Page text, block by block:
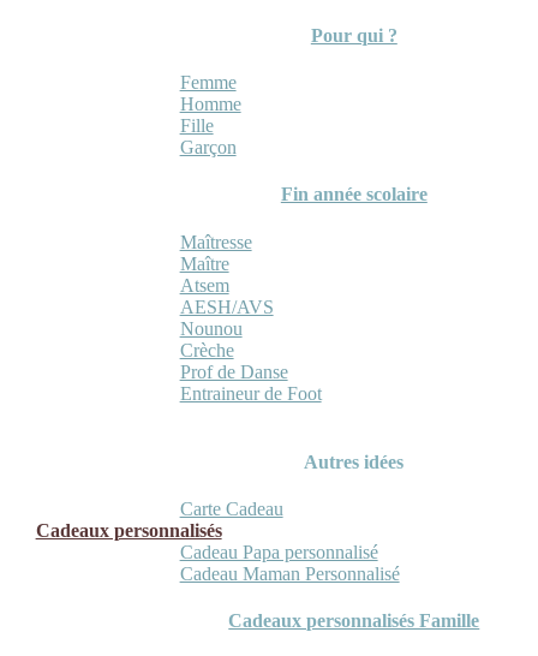
Pour qui ?
Femme
Homme
Fille
Garçon
Fin année scolaire
Maîtresse
Maître
Atsem
AESH/AVS
Nounou
Crèche
Prof de Danse
Entraineur de Foot
Autres idées
Carte Cadeau
Cadeaux personnalisés
Cadeau Papa personnalisé
Cadeau Maman Personnalisé
Cadeaux personnalisés Famille